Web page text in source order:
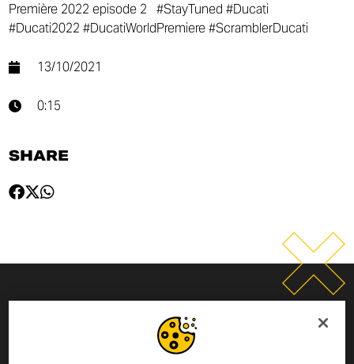
Première 2022 episode 2 #StayTuned #Ducati
#Ducati2022 #DucatiWorldPremiere #ScramblerDucati
13/10/2021
0:15
SHARE
SUSCRIPCIÓN AL BOLETÍN